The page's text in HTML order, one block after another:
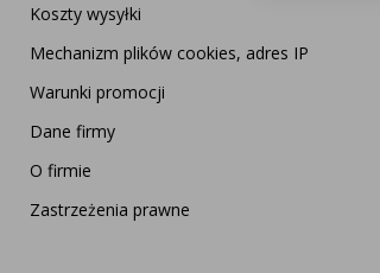
Koszty wysyłki
Mechanizm plików cookies, adres IP
Warunki promocji
Dane firmy
O firmie
Zastrzeżenia prawne